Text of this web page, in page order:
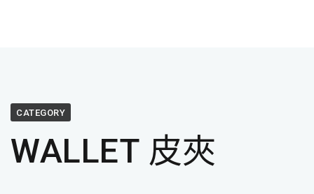
CATEGORY
WALLET 皮夾